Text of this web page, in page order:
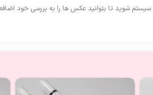
سیستم شوید تا بتوانید عکس ها را به بررسی خود